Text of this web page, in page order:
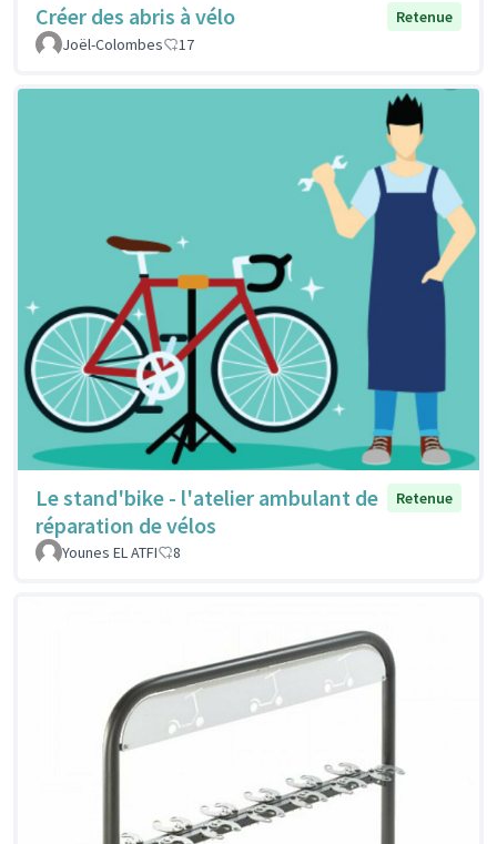
Créer des abris à vélo
Retenue
Joël-Colombes
17
Le stand'bike - l'atelier ambulant de
réparation de vélos
Retenue
Younes EL ATFI 8